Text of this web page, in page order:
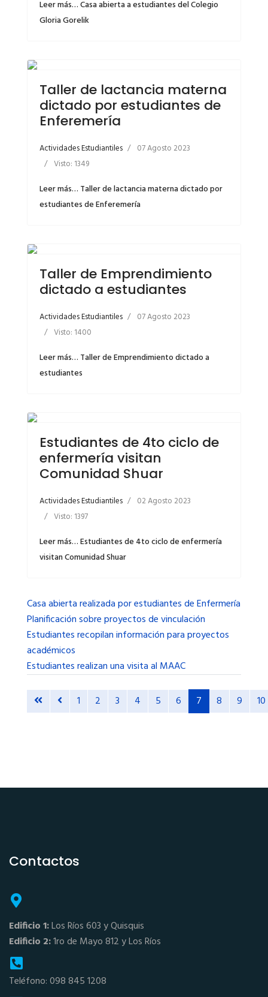
Leer más… Casa abierta a estudiantes del Colegio
Gloria Gorelik
Taller de lactancia materna
dictado por estudiantes de
Enferemería
Actividades Estudiantiles
07 Agosto 2023
Visto: 1349
Leer más… Taller de lactancia materna dictado por
estudiantes de Enferemería
Taller de Emprendimiento
dictado a estudiantes
Actividades Estudiantiles
07 Agosto 2023
Visto: 1400
Leer más… Taller de Emprendimiento dictado a
estudiantes
Estudiantes de 4to ciclo de
enfermería visitan
Comunidad Shuar
Actividades Estudiantiles
02 Agosto 2023
Visto: 1397
Leer más… Estudiantes de 4to ciclo de enfermería
visitan Comunidad Shuar
Casa abierta realizada por estudiantes de Enfermería
Planificación sobre proyectos de vinculación
Estudiantes recopilan información para proyectos
académicos
Estudiantes realizan una visita al MAAC
1 2 3 4 5 6 7 8 9 10
Contactos
Edificio 1:Los Ríos 603 y Quisquis
Edificio 2:1ro de Mayo 812 y Los Ríos
Teléfono: 098 845 1208